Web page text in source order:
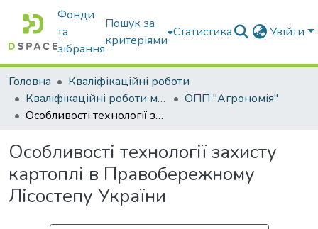
Фонди
та
зібрання
Пошук за
критеріями
Статистика Увійти
Головна
Кваліфікаційні роботи
Кваліфікаційні роботи магістрів
ОПП "Агрономія"
Особливості технології захисту картоплі в Правобережному Лісостепу України
Особливості технології захисту
картоплі в Правобережному
Лісостепу України